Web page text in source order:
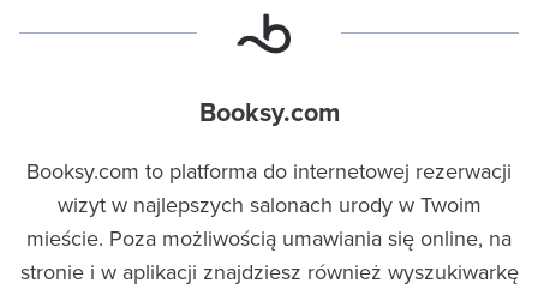
Booksy.com
Booksy.com to platforma do internetowej rezerwacji
wizyt w najlepszych salonach urody w Twoim
mieście. Poza możliwością umawiania się online, na
stronie i w aplikacji znajdziesz również wyszukiwarkę